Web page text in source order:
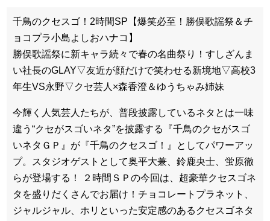
千鳥のクセスゴ！2時間SP【爆笑必至！勝俣歌謡祭＆チ
ョコプラ小島よしおハナコ】
勝俣歌謡祭に新キャラ続々で春の名曲祭り！すしざんま
い社長のGLAY▽友近が顔だけで笑わせる新境地▽高校3
年生VS永野▽クセ芸人×森香澄＆ゆうちゃみ姉妹
今輝く人気芸人たちが、普段披露しているネタとは一味
違う“クセがスゴいネタ”を披露する『千鳥のクセがスゴ
いネタＧＰ』が『千鳥のクセスゴ！』としてパワーアッ
プ。スタジオゲストとして奥平大兼、鈴鹿央士、蛍原徹
らが登場する！ ２時間ＳＰの今回は、超豪華クセスゴネ
タを盛りだくさんでお届け！チョコレートプラネット、
ジャルジャル、ホリといった安定感のあるクセスゴネタ